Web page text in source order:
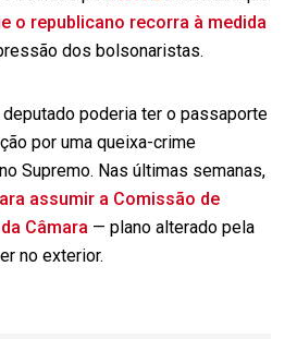
o republicano recorra à medida
dos bolsonaristas.
poderia ter o passaporte
por uma queixa-crime
Supremo. Nas últimas semanas,
assumir a Comissão de
Câmara — plano alterado pela
no exterior.